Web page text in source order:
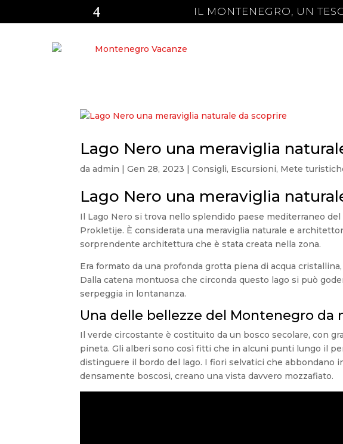
IL MONTENEGRO, UN
Lago Nero una meraviglia
daadmin |Gen 28, 2023 |Consigli, Escursioni, Mete
Lago Nero una meraviglia
Il Lago Nero si trova nello splendido paese mediterraneo
Prokletije. È considerata una meraviglia naturale e
sorprendente architettura che è stata creata nella zona.
Era formato da una profonda grotta piena di acqua
Dalla catena montuosa che circonda questo lago si può
serpeggia in lontananza.
Una delle bellezze del Montenegro da
Il verde circostante è costituito da un bosco secolare, con
pineta. Gli alberi sono così fitti che in alcuni punti lungo il
distinguere il bordo del lago. I fiori selvatici che abbondano
densamente boscosi, creano una vista davvero mozzafiato.